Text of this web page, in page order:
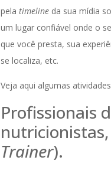
pela timeline da sua mídia
um lugar confiável onde o
que você presta, sua
se localiza, etc.
Veja aqui algumas
Profissionais
Trainer).